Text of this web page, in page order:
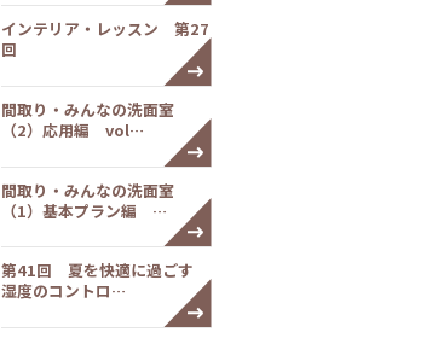
インテリア・レッスン 第27
回
間取り・みんなの洗面室
（2）応用編 vol…
間取り・みんなの洗面室
（1）基本プラン編 …
第41回 夏を快適に過ごす
湿度のコントロ…